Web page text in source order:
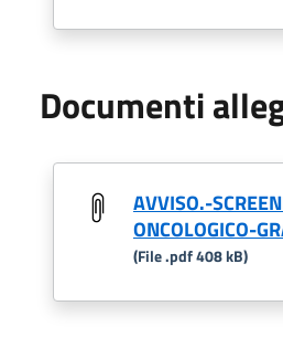
Documenti
AVVISO.-
ONCOLOGICO-
(File .pdf 408 kB)